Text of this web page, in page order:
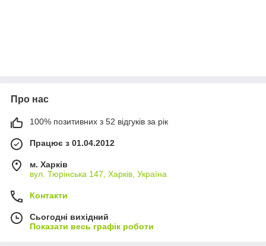
Про нас
100% позитивних з 52 відгуків за рік
Працює з 01.04.2012
м. Харків
вул. Тюрінська 147, Харків, Україна
Контакти
Сьогодні вихідний
Показати весь графік роботи